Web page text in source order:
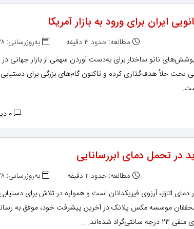
ایران برای ورود به بازار آمریکا
مطالعه: حدود ۳ دقیقه
به‌روزرسانی: ۱۳۹۸/۱۱/۲۸
نانو ساختار برای به‌دست آوردن سهمی از بازار جهانی
تحت خلأ هدف‌گذاری کرده و تاکنون گام‌های بزرگی برای
در تحمل دمای ابررسانایی
مطالعه: حدود ۲ دقیقه
به‌روزرسانی: ۱۳۹۸/۱۱/۲۸
در دمای اتاق، آرزوی فیزیکدانان است و همواره در تلاش برای
محققان موسسه مکس پلانک در آخرین پیشرفت خود، موفق به
شده‌اند. …